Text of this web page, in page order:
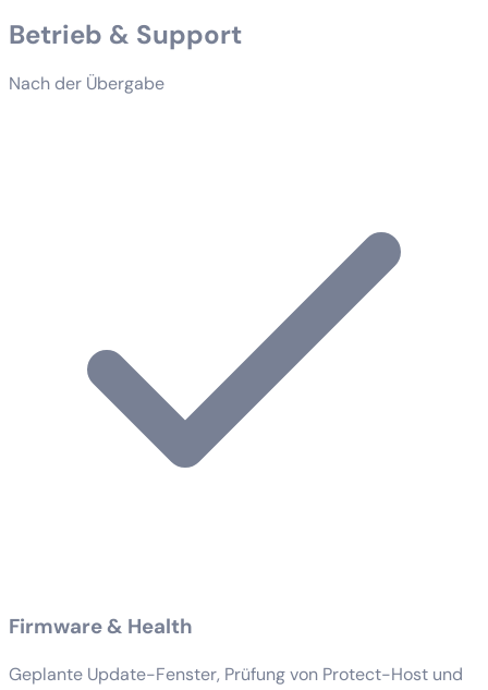
Betrieb & Support
Nach der Übergabe
Firmware & Health
Geplante Update-Fenster, Prüfung von Protect-Host und